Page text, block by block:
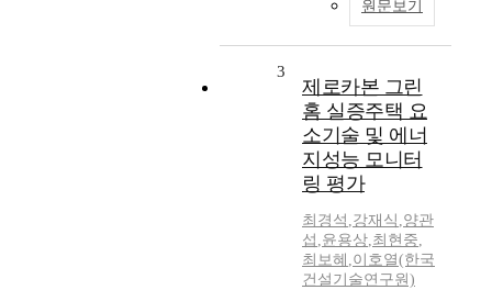
원문보기
3
제로카본 그린
홈 실증주택 요
소기술 및 에너
지성능 모니터
링 평가
최경석 ,강재식 ,양관
섭 ,윤용상,최현중,
최보혜 ,이호열(한국
건설기술연구원)